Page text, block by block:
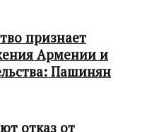
признает
Армении и
Пашинян
отказ от